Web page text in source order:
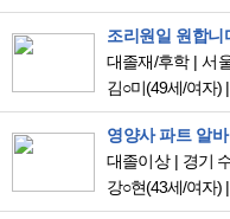
조리원일 원합니
대졸재/후학
서
김○미(49세/여자) |
영양사 파트 알바
대졸이상
경기
강○현(43세/여자) |